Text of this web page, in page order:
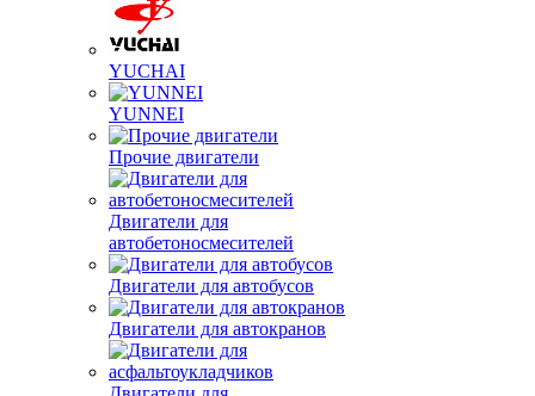
YUCHAI
YUNNEI
Прочие двигатели
Двигатели для
автобетоносмесителей
Двигатели для автобусов
Двигатели для автокранов